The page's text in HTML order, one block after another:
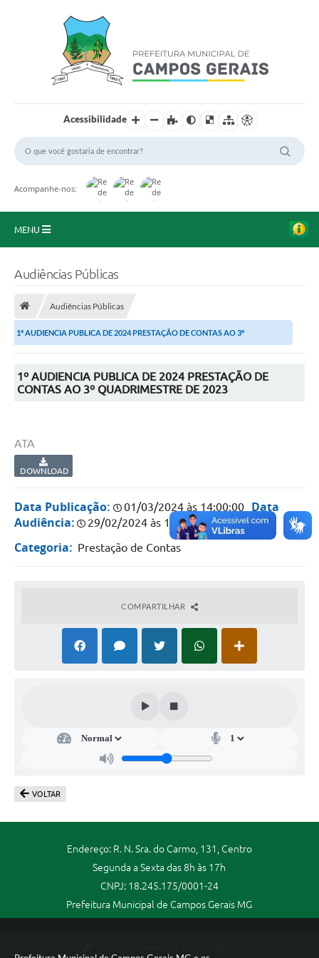
Acessibilidade
Acompanhe-nos:
MENU
Portal da Transparência
Secretarias
Audiências Públicas
Audiências Públicas
1º AUDIENCIA PUBLICA DE 2024 PRESTAÇÃO DE CONTAS AO 3º
1º AUDIENCIA PUBLICA DE 2024 PRESTAÇÃO DE
CONTAS AO 3º QUADRIMESTRE DE 2023
ATA
DOWNLOAD
Data Publicação: 01/03/2024 às 14:00:00
Data
Audiência:
29/02/2024 às 16:00:00
Categoria: Prestação de Contas
COMPARTILHAR
VOLTAR
Endereço: R. N. Sra. do Carmo, 131, Centro
Segunda a Sexta das 8h às 17h
CNPJ: 18.245.175/0001-24
Prefeitura Municipal de Campos Gerais MG